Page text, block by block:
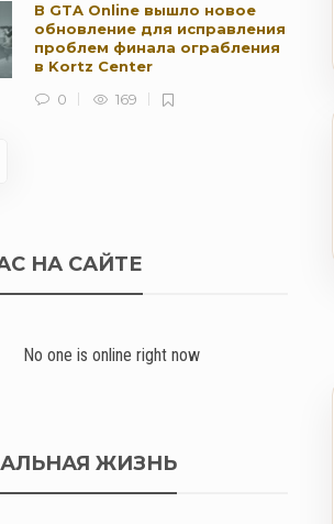
В GTA Online вышло новое
обновление для исправления
проблем финала ограбления
в Kortz Center
0
169
НА САЙТЕ
No one is online right now
ЖИЗНЬ